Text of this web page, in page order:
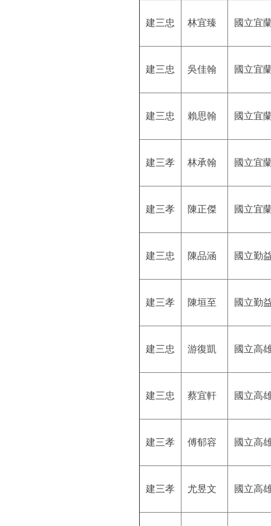
建三忠 林宜臻 國立宜
建三忠 吳佳翰 國立宜
建三忠 賴思翰 國立宜
建三孝 林承翰 國立宜
建三孝 陳正傑 國立宜
建三忠 陳品涵 國立勤
建三孝 陳垣至 國立勤
建三忠 游復凱 國立高
建三忠 蔡宜軒 國立高
建三孝 傅郁容 國立高
建三孝 尤昱文 國立高